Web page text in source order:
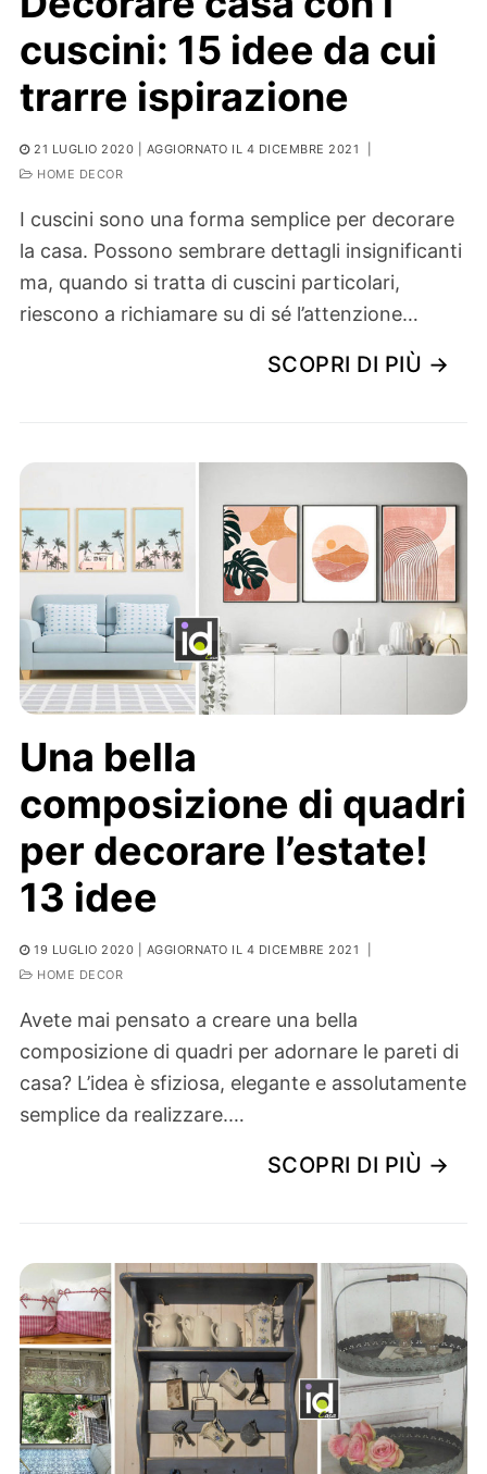
cuscini: 15 idee da cui
trarre ispirazione
21 LUGLIO 2020 | AGGIORNATO IL 4 DICEMBRE 2021
HOME DECOR
I cuscini sono una forma semplice per decorare
la casa. Possono sembrare dettagli insignificanti
ma, quando si tratta di cuscini particolari,
riescono a richiamare su di sé l’attenzione…
SCOPRI DI PIÙ →
Una bella
composizione di quadri
per decorare l’estate!
13 idee
19 LUGLIO 2020 | AGGIORNATO IL 4 DICEMBRE 2021
HOME DECOR
Avete mai pensato a creare una bella
composizione di quadri per adornare le pareti di
casa? L’idea è sfiziosa, elegante e assolutamente
semplice da realizzare.…
SCOPRI DI PIÙ →